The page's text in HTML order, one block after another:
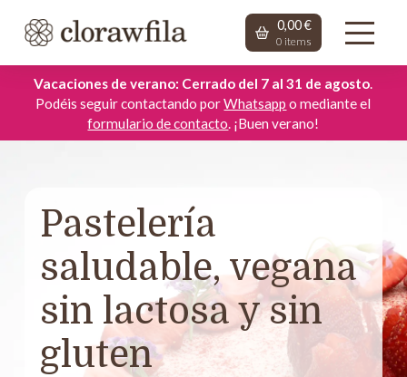
0,00€
0 items
Vacaciones de verano: Cerrado del 7 al 31 de agosto
Podéis seguir contactando porWhatsapp o mediante el
formulario de contacto . ¡Buen verano!
Pastelería
saludable, vegana
sin lactosa y sin
gluten